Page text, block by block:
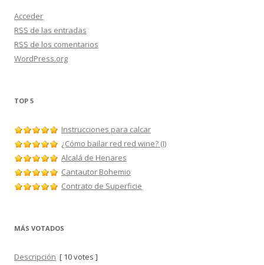
Acceder
RSS de las entradas
RSS de los comentarios
WordPress.org
TOP 5
Instrucciones para calcar
¿Cómo bailar red red wine? (I)
Alcalá de Henares
Cantautor Bohemio
Contrato de Superficie
MÁS VOTADOS
Descripción [ 10 votes ]